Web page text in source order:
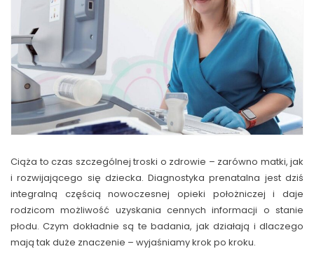
Ciąża to czas szczególnej troski o zdrowie – zarówno matki, jak
i rozwijającego się dziecka. Diagnostyka prenatalna jest dziś
integralną częścią nowoczesnej opieki położniczej i daje
rodzicom możliwość uzyskania cennych informacji o stanie
płodu. Czym dokładnie są te badania, jak działają i dlaczego
mają tak duże znaczenie – wyjaśniamy krok po kroku.